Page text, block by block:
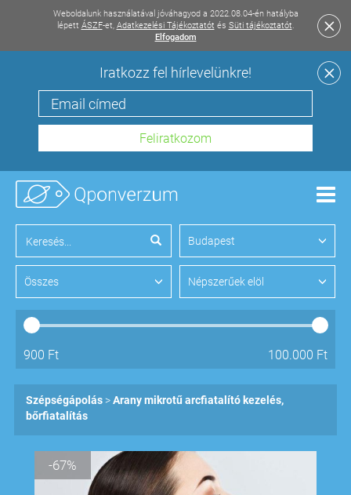
Weboldalunk használatával jóváhagyod a 2022.08.04-én hatályba
lépett ÁSZF-et, Adatkezelési Tájékoztatót és Süti tájékoztatót.
Elfogadom
Iratkozz fel hírlevelünkre!
Budapest
Összes Népszerűek elöl
900 Ft 100.000 Ft
Szépségápolás
Arany mikrotű arcfiatalító kezelés,
bőrfiatalítás
-67%